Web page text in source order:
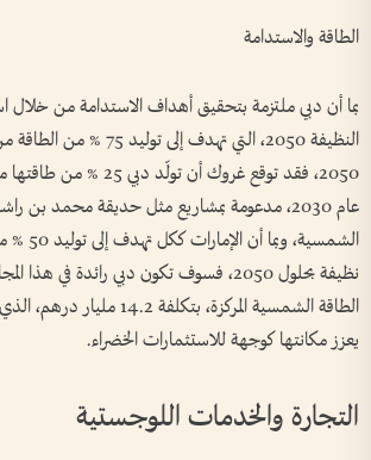
الطاقة والاستدامة
بما أن دبي ملتزمة بتحقيق أهداف الاستدامة من خلال
النظيفة 2050، التي تهدف
2050، فقد توقع غروك أن
عام 2030، مدعومة بمشاريع مثل حديقة محمد بن
نظيفة بحلول 2050، فسوف تكون دبي رائدة في
الطاقة الشمسية المركزة، بتكلفة
يعزز مكانتها كوجهة للاستثمارات الخضراء.
التجارة والخدمات اللوجستية